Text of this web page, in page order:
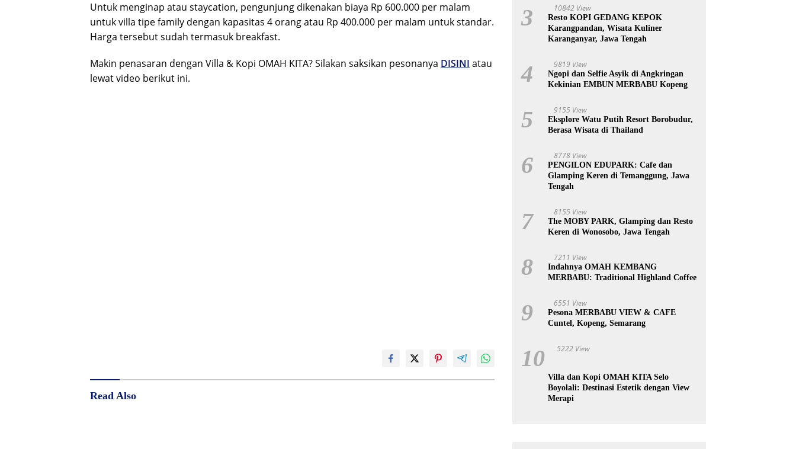
Untuk menginap atau staycation, pengunjung dikenakan biaya Rp 600.000 per malam
untuk villa tipe family dengan kapasitas 4 orang atau Rp 400.000 per malam untuk standar.
Harga tersebut sudah termasuk breakfast.
Makin penasaran dengan Villa & Kopi OMAH KITA? Silakan saksikan pesonanya DISINI atau
lewat video berikut ini.
Read Also
3 10842 View
Resto KOPI GEDANG KEPOK
Karangpandan, Wisata Kuliner
Karanganyar, Jawa Tengah
4 9819 View
Ngopi dan Selfie Asyik di Angkringan
Kekinian EMBUN MERBABU Kopeng
5 9155 View
Eksplore Watu Putih Resort Borobudur,
Berasa Wisata di Thailand
6 8778 View
PENGILON EDUPARK: Cafe dan
Glamping Keren di Temanggung, Jawa
Tengah
7 8155 View
The MOBY PARK, Glamping dan Resto
Keren di Wonosobo, Jawa Tengah
8 7211 View
Indahnya OMAH KEMBANG
MERBABU: Traditional Highland Coffee
9 6551 View
Pesona MERBABU VIEW & CAFE
Cuntel, Kopeng, Semarang
10 5222 View
Villa dan Kopi OMAH KITA Selo
Boyolali: Destinasi Estetik dengan View
Merapi